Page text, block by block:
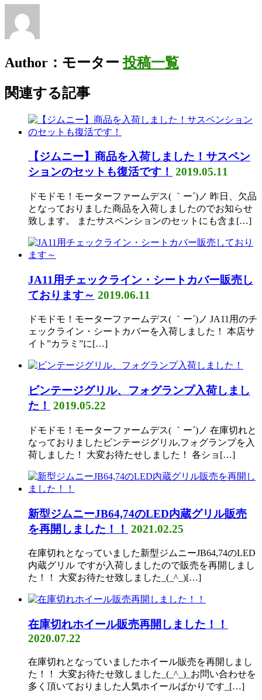
Author：モーター投稿一覧
関連する記事
【ジムニー】商品を入荷しました！サスペン
ションのセットも復活です！ 2019.05.11
ドモドモ！モーターファームデス( ｀ー´)ノ 昨日、欠品
となっておりました商品を入荷しましたのでお知らせ
致します。 またサスペンションのセットにも含ま[…]
JA11用チェックライン・シートカバー販売し
ております～ 2019.06.11
ドモドモ！モーターファームデス( ｀ー´)ノ JA11用のチ
ェックライン・シートカバーを入荷しました！ 本店サ
イト”カラミ”に[…]
ビンテージグリル、フォグランプ入荷しまし
た！ 2019.05.22
ドモドモ！モーターファームデス( ｀ー´)ノ 在庫切れと
なっておりましたビンテージグリル,フォグランプを入
荷しました！ 大変お待たせしました！ 各ショ[…]
新型ジムニーJB64,74のLED内蔵グリル販売
を再開しました！！ 2021.02.25
在庫切れとなっていました新型ジムニーJB64,74のLED
内蔵グリル ですが入荷しましたので販売を再開しまし
た！！ 大変お待たせ致しました_(_^_)[…]
在庫切れホイール販売再開しました！！
2020.07.22
在庫切れとなっていましたホイール販売を再開しまし
た！！ 大変お待たせ致しました_(_^_)_お問い合わせを
多く頂いておりました人気ホイールばかりです_[…]